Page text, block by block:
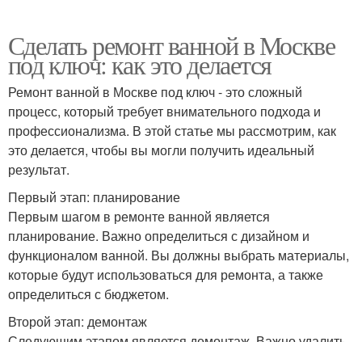
Сделать ремонт ванной в Москве
под ключ: как это делается
Ремонт ванной в Москве под ключ - это сложный
процесс, который требует внимательного подхода и
профессионализма. В этой статье мы рассмотрим, как
это делается, чтобы вы могли получить идеальный
результат.
Первый этап: планирование
Первым шагом в ремонте ванной является
планирование. Важно определиться с дизайном и
функционалом ванной. Вы должны выбрать материалы,
которые будут использоваться для ремонта, а также
определиться с бюджетом.
Второй этап: демонтаж